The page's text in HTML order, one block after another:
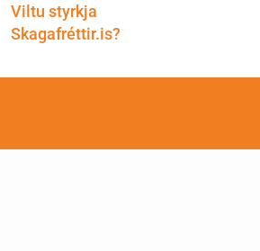
Viltu styrkja
Skagafréttir.is?